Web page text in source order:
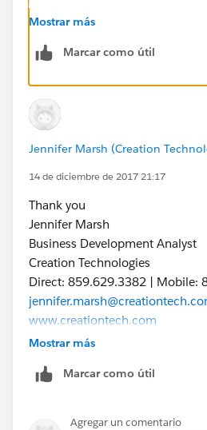
Then create a
Use the "I
page to pull in API/developer
Mostrar más
Marcar como útil
Jennifer Marsh (Creation
14 de diciembre de 2017 21:17
Thank you
Jennifer Marsh
Business Development Analyst
Creation Technologies
Direct: 859.629.3382 | Mobile:
www.creationtech.com
Mostrar más
Marcar como útil
Agregar un comentario